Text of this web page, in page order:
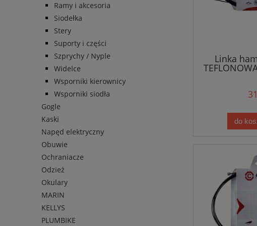
Ramy i akcesoria
Siodełka
Stery
Suporty i części
Szprychy / Nyple
Widelce
Wsporniki kierownicy
Wsporniki siodła
Gogle
Kaski
Napęd elektryczny
Obuwie
Ochraniacze
Odzież
Okulary
MARIN
KELLYS
PLUMBIKE
Linka
do